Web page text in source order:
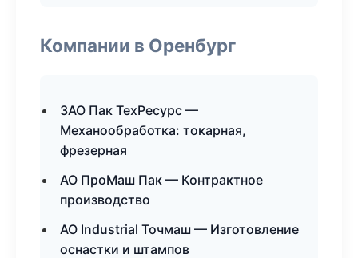
Компании в Оренбург
ЗАО Пак ТехРесурс —
Механообработка: токарная,
фрезерная
АО ПроМаш Пак — Контрактное
производство
АО Industrial Точмаш — Изготовление
оснастки и штампов